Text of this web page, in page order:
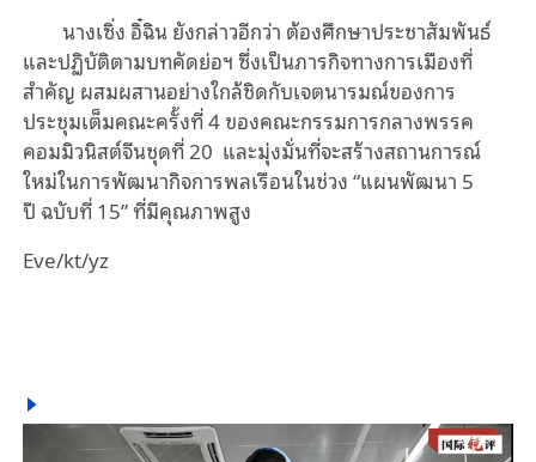
นางเซิ่ง อิ๋ฉินยังกล่าวอีกว่า ต้องศึกษาประชาสัมพันธ์
และปฏิบัติตามบทคัดย่อฯซึ่งเป็นภารกิจทางการเมืองที่
สําคัญ ผสมผสานอย่างใกล้ชิดกับเจตนารมณ์ของการ
ประชุมเต็มคณะครั้งที่4ของคณะกรรมการกลางพรรค
คอมมิวนิสต์จีนชุดที่20 และมุ่งมั่นที่จะสร้างสถานการณ์
ใหม่ในการพัฒนากิจการพลเรือนในช่วง“แผนพัฒนา 5
ปีฉบับที่15”ที่มีคุณภาพสูง
Eve/kt/yz